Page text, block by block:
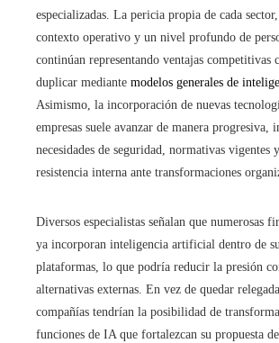
especializadas. La pericia propia de cada
contexto operativo y un nivel profundo de
continúan representando ventajas competitivas
duplicar mediante modelos generales de
Asimismo, la incorporación de nuevas
empresas suele avanzar de manera progresiva,
necesidades de seguridad, normativas vigentes
resistencia interna ante transformaciones
Diversos especialistas señalan que numerosas
ya incorporan inteligencia artificial dentro de
plataformas, lo que podría reducir la presión
alternativas externas. En vez de quedar
compañías tendrían la posibilidad de
funciones de IA que fortalezcan su propuesta